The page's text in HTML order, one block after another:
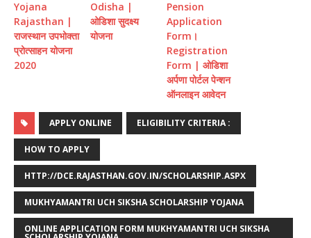
Yojana
Rajasthan |
राजस्थान उपभोक्ता
प्रोत्साहन योजना
2020
Odisha |
ओडिशा सुदक्ष्य
योजना
Pension
Application
Form।
Registration
Form | ओडिशा
अर्पणा पोर्टल पेन्शन
ऑनलाइन आवेदन
APPLY ONLINE ELIGIBILITY CRITERIA :
HOW TO APPLY
HTTP://DCE.RAJASTHAN.GOV.IN/SCHOLARSHIP.ASPX
MUKHYAMANTRI UCH SIKSHA SCHOLARSHIP YOJANA
ONLINE APPLICATION FORM MUKHYAMANTRI UCH SIKSHA